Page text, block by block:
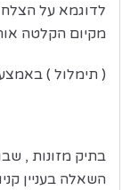
לדוגמא על
מקיום הקלטה
( תימלול )
בתיק מזונות ,
השאלה בעניין